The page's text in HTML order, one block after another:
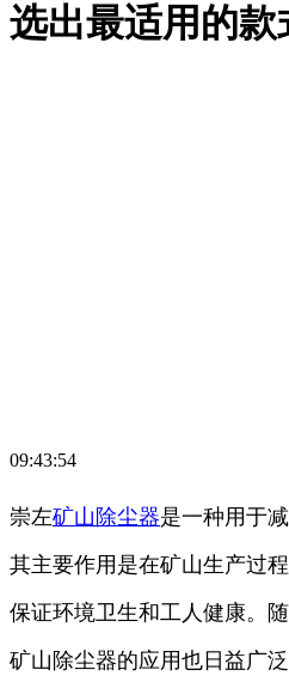
选出最适用的款
09:43:54
崇左矿山除尘器是一种用于
其主要作用是在矿山生产过
保证环境卫生和工人健康。
矿山除尘器的应用也日益广